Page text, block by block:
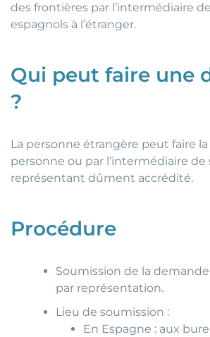
des frontières par l’intermédiaire
espagnols à l’étranger.
Qui peut faire une
?
La personne étrangère peut faire
personne ou par l’intermédiaire de
représentant dûment accrédité.
Procédure
Soumission de la
par représentation.
Lieu de soumission :
En Espagne : aux